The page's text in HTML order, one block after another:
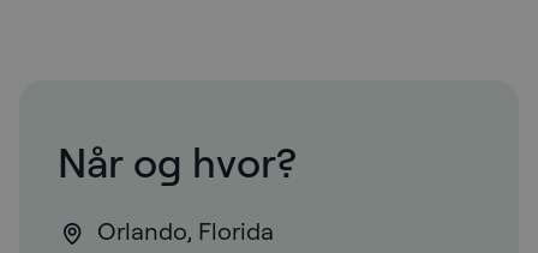
Når og hvor?
Orlando, Florida